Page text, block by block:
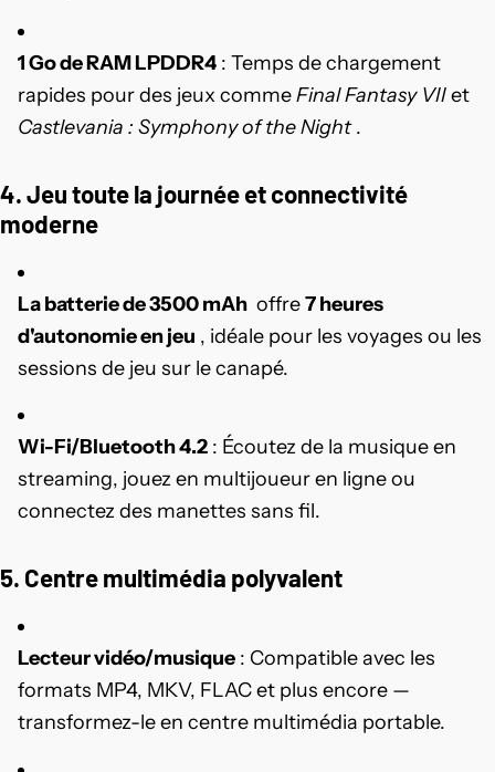
1 Go de RAM LPDDR4 : Temps de chargement
rapides pour des jeux commeFinal Fantasy VIIet
Castlevania : Symphony of the Night.
4. Jeu toute la journée et connectivité
moderne
La batterie de 3500 mAh offre7 heures
d'autonomie en jeu , idéale pour les voyages ou les
sessions de jeu sur le canapé.
Wi-Fi/Bluetooth 4.2 : Écoutez de la musique en
streaming, jouez en multijoueur en ligne ou
connectez des manettes sans fil.
5. Centre multimédia polyvalent
Lecteur vidéo/musique : Compatible avec les
formats MP4, MKV, FLAC et plus encore —
transformez-le en centre multimédia portable.